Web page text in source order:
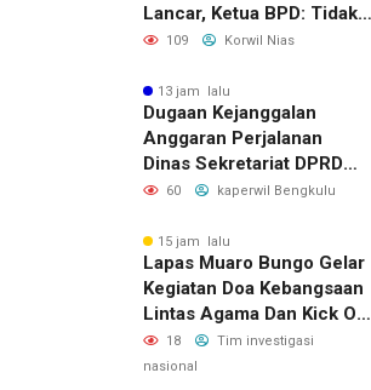
Lancar, Ketua BPD: Tidak
Ada Kendala Administrasi
109 Korwil Nias
13 jam lalu
Dugaan Kejanggalan
Anggaran Perjalanan
Dinas Sekretariat DPRD
Bengkulu Utara, LAKI
Pengelolaannya
60 kaperwil Bengkulu
15 jam lalu
Lapas Muaro Bungo Gelar
Kegiatan Doa Kebangsaan
Lintas Agama Dan Kick Off
Semarak HUT RI Ke-81
Kemerdekaan Republik
18
Tim investigasi
nasional